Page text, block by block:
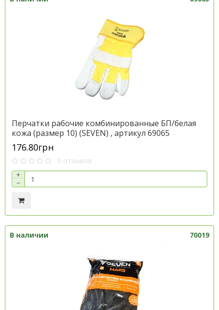
Перчатки рабочие комбинированные БП/белая
кожа (размер 10) (SEVEN) , артикул 69065
176.80грн
0 отзывов
+
−
В наличии 70019